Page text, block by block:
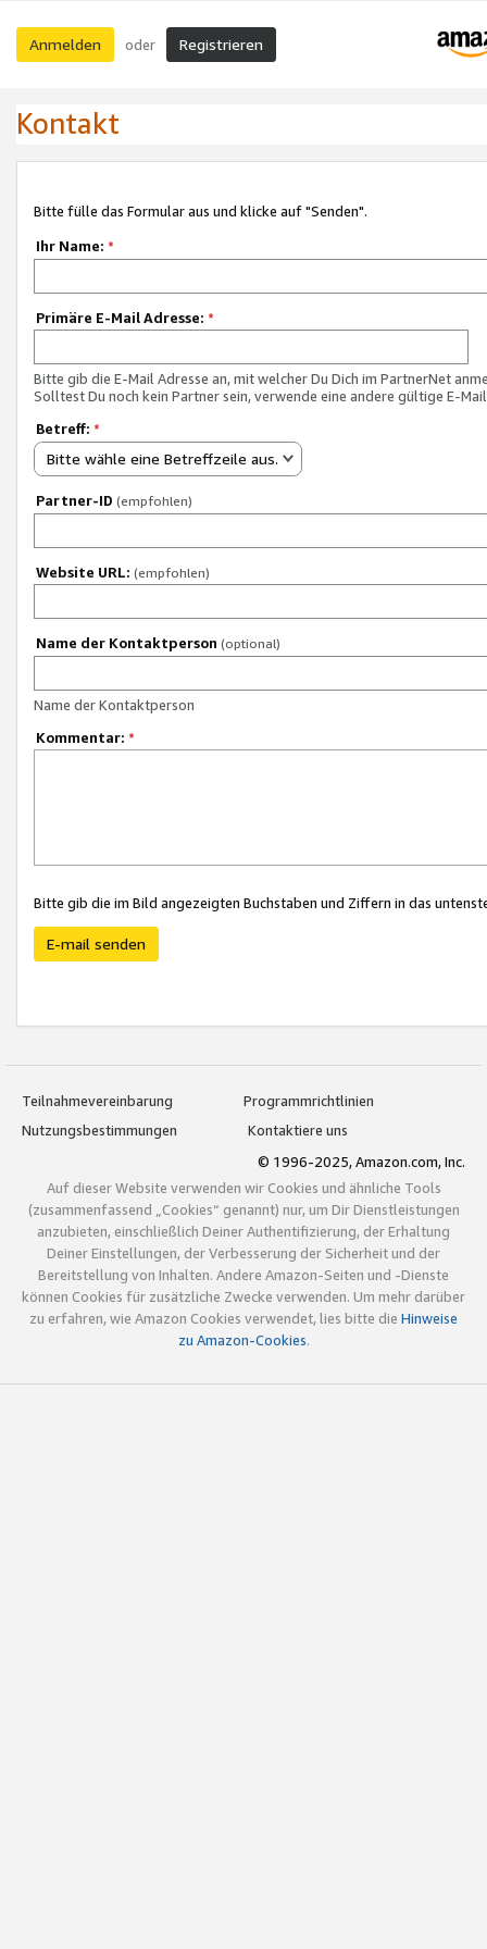
Anmelden oder Registrieren
Kontakt
Bitte fülle das Formular aus und klicke auf "Senden".
Ihr Name: *
Primäre E-Mail Adresse: *
Bitte gib die E-Mail Adresse an, mit welcher Du Dich im PartnerNet
Solltest Du noch kein Partner sein, verwende eine andere gültige E-
Betreff: *
Bitte wähle eine Betreffzeile aus.
Partner-ID (empfohlen)
Website URL: (empfohlen)
Name der Kontaktperson (optional)
Name der Kontaktperson
Kommentar: *
Bitte gib die im Bild angezeigten Buchstaben und Ziffern in das
E-mail senden
Teilnahmevereinbarung
Programmrichtlinien
Nutzungsbestimmungen
Kontaktiere uns
© 1996-2025, Amazon.com, Inc.
Auf dieser Website verwenden wir Cookies und ähnliche Tools
(zusammenfassend „Cookies“ genannt) nur, um Dir Dienstleistungen
anzubieten, einschließlich Deiner Authentifizierung, der Erhaltung
Deiner Einstellungen, der Verbesserung der Sicherheit und der
Bereitstellung von Inhalten. Andere Amazon-Seiten und -Dienste
können Cookies für zusätzliche Zwecke verwenden. Um mehr darüber
zu erfahren, wie Amazon Cookies verwendet, lies bitte die Hinweise
zu Amazon-Cookies.